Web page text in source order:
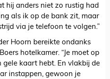
hij anders niet zo rustig had
als ik op de bank zit, maar
via je telefoon te volgen.”
Hoorn bereikte ondanks
hotelkamer. “Je moet op
kaart hebt. En vlakbij de
instappen, gewoon je